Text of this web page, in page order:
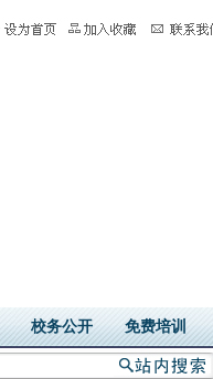
校务公开 免费培训